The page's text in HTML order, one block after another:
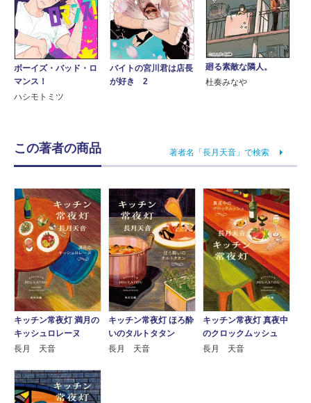
ボーイズ・バッド・ロ
マンス！
ハシモトミツ
バイトの宮川君は店長
が好き 2
廻る素敵な隣人。
杜奏みなや
この著者の商品 著者名「長月天音」で検索
キッチン常夜灯 満月の
キッシュロレーヌ
長月 天音
キッチン常夜灯 ほろ酔
いのタルトタタン
長月 天音
キッチン常夜灯 真夜中
のクロックムッシュ
長月 天音